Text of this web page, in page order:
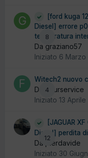
8
[ford kuga
Diesel] errore
temperatura
Da graziano57
Iniziato 6 Marzo
4
Witech2 nuovo
Da futurservice
Iniziato 13 Aprile
12
[JAGUAR
Diesel] perdita
Da pierdavide
Iniziato 30